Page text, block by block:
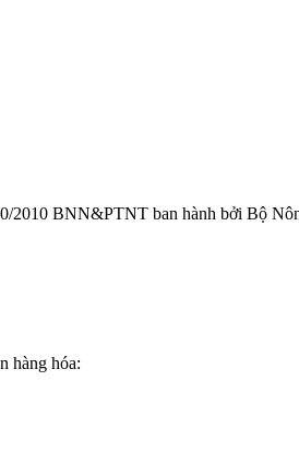
BNN&PTNT ban hành bởi Bộ
hàng hóa: